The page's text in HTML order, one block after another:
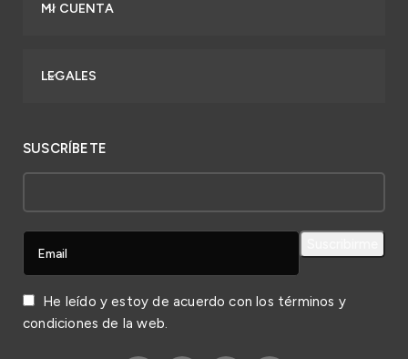
MI CUENTA
LEGALES
SUSCRÍBETE
He leído y estoy de acuerdo con los términos y
condiciones de la web.